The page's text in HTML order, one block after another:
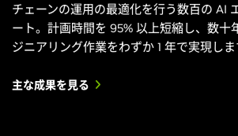
チェーンの運用の最適化を行う数百の AI
ート。計画時間を 95% 以上短縮し、数十
ジニアリング作業をわずか 1 年で実現しま
主な成果を見る